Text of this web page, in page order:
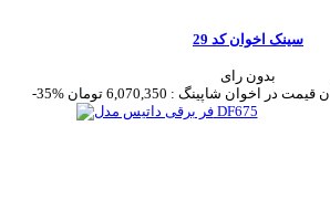
سینک اخوان کد 29
بدون رای
-35%
قیمت در اخوان شاپینگ : 6,070,350 تومان